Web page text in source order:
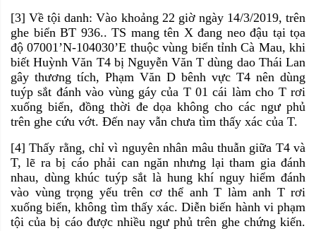
[3] Về tội danh: Vào khoảng 22 giờ ngày 14/3/2019, trên
ghe biển BT 936.. TS mang tên X đang neo đậu tại tọa
độ 07001’N-104030’E thuộc vùng biển tỉnh Cà Mau, khi
biết Huỳnh Văn T4 bị Nguyễn Văn T dùng dao Thái Lan
gây thương tích, Phạm Văn D bênh vực T4 nên dùng
tuýp sắt đánh vào vùng gáy của T 01 cái làm cho T rơi
xuống biển, đồng thời đe dọa không cho các ngư phủ
trên ghe cứu vớt. Đến nay vẫn chưa tìm thấy xác của T.
[4] Thấy rằng, chỉ vì nguyên nhân mâu thuẫn giữa T4 và
T, lẽ ra bị cáo phải can ngăn nhưng lại tham gia đánh
nhau, dùng khúc tuýp sắt là hung khí nguy hiểm đánh
vào vùng trọng yếu trên cơ thể anh T làm anh T rơi
xuống biển, không tìm thấy xác. Diễn biến hành vi phạm
tội của bị cáo được nhiều ngư phủ trên ghe chứng kiến.